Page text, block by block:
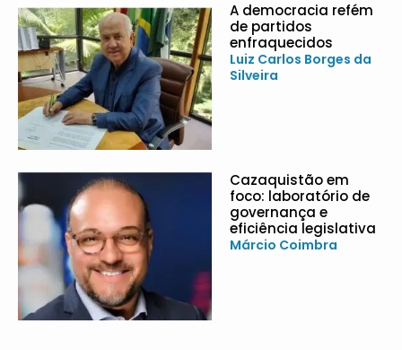
A democracia refém
de partidos
enfraquecidos
Luiz Carlos Borges da
Silveira
Cazaquistão em
foco: laboratório de
governança e
eficiência legislativa
Márcio Coimbra